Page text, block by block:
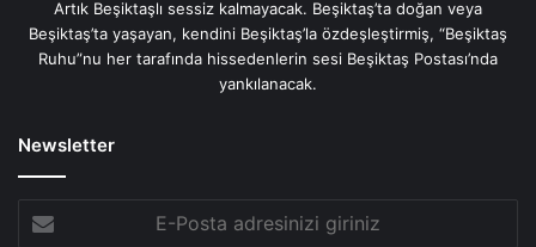
Artık Beşiktaşlı sessiz kalmayacak. Beşiktaş’ta doğan veya
Beşiktaş’ta yaşayan, kendini Beşiktaş’la özdeşleştirmiş, “Beşiktaş
Ruhu”nu her tarafında hissedenlerin sesi Beşiktaş Postası’nda
yankılanacak.
Newsletter
Posta